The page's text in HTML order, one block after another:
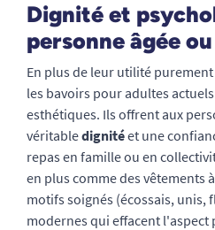
Dignité et
personne âgée ou
En plus de leur utilité
les bavoirs pour adultes
esthétiques. Ils offrent aux
véritabledignitéet une
repas en famille ou en
en plus comme des vêtements
motifs soignés (écossais, unis,
modernes qui effacent